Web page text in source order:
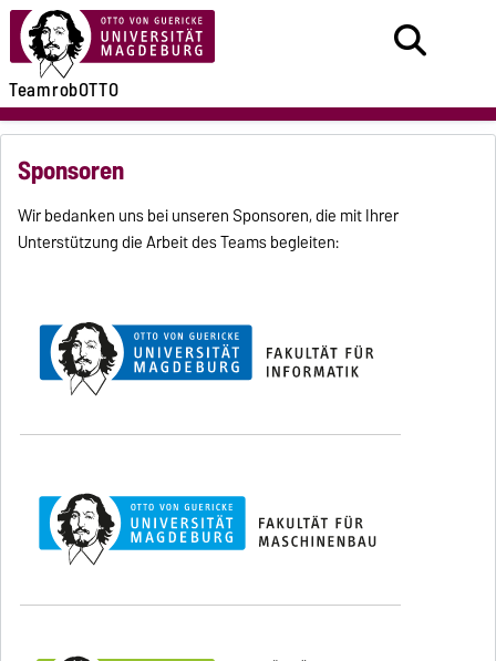
TeamrobOTTO
Sponsoren
Wir bedanken uns bei unseren Sponsoren, die mit Ihrer
Unterstützung die Arbeit des Teams begleiten: